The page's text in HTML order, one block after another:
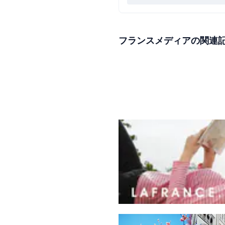
フランスメディアの関連